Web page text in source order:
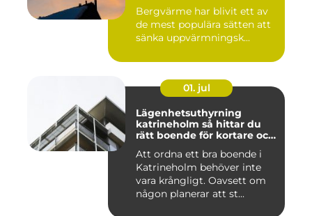
Bergvärme har blivit ett av
de mest populära sätten att
sänka uppvärmningsk...
01. jul
Lägenhetsuthyrning
katrineholm så hittar du
rätt boende för kortare och
Att ordna ett bra boende i
Katrineholm behöver inte
vara krångligt. Oavsett om
någon planerar att st...